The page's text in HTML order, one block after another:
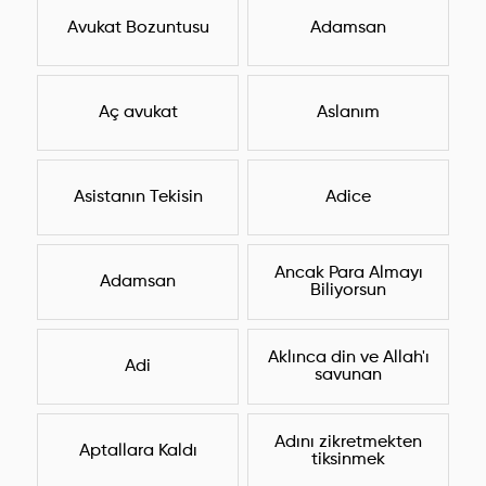
Avukat Bozuntusu Adamsan
Aç avukat Aslanım
Asistanın Tekisin Adice
Adamsan
Ancak Para Almayı
Biliyorsun
Adi
Aklınca din ve Allah'ı
savunan
Aptallara Kaldı
Adını zikretmekten
tiksinmek